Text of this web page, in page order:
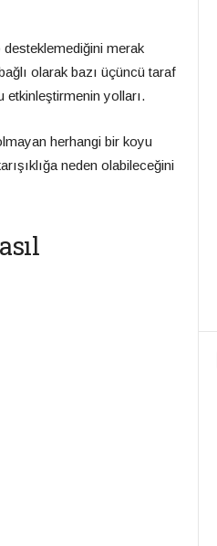
merak
olarak bazı üçüncü taraf
yolları.
herhangi bir koyu
neden olabileceğini